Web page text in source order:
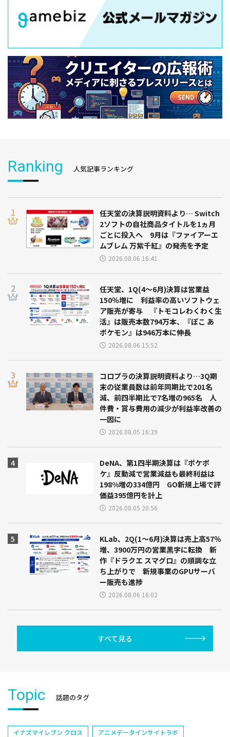
Ranking 人気記事ランキング
任天堂の決算説明資料より… Switch
2ソフトの自社商品タイトルを1ヵ月
ごとに投入へ 9月は『ファイアーエ
ムブレム 万紫千紅』の発売を予定
2026.08.06 16:41
任天堂、1Q(4～6月)決算は営業益
150％増に 利益率の高いソフトウェ
ア販売が寄与 『トモコレわくわく生
活』は販売本数794万本、『ぽこ あ
ポケモン』は946万本に伸長
2026.08.06 15:52
コロプラの決算説明資料より…3Q期
末の従業員数は前年同期比で201名
減、前四半期比で7名増の965名 人
件費・賞与費用の減少が利益率改善の
一因に
2026.08.05 16:39
DeNA、第1四半期決算は『ポケポ
ケ』反動減で営業減益も最終利益は
198%増の334億円 GO新規上場で評
価益395億円を計上
2026.08.05 20:56
KLab、2Q(1～6月)決算は売上高57％
増、3900万円の営業黒字に転換 新
作『ドラクエ スマグロ』の順調な立
ち上がりで 新規事業のGPUサーバ
ー販売も進捗
2026.08.06 16:02
すべて見る
Topic 話題のタグ
イナズマイレブン クロス
アニメデータインサイトラボ